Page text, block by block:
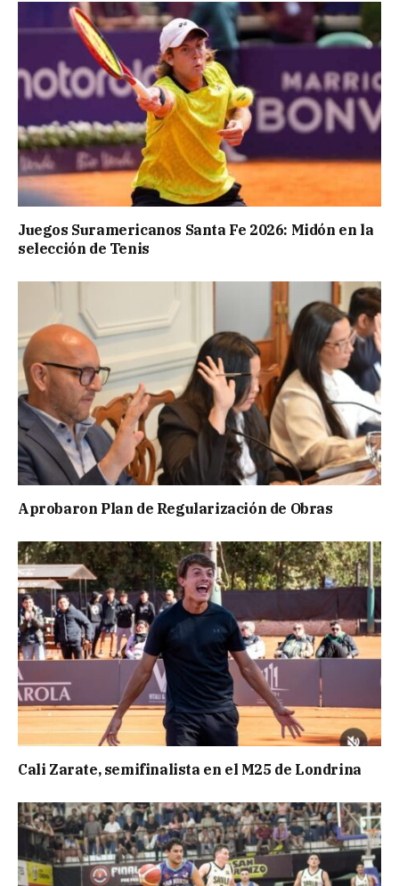
Juegos Suramericanos Santa Fe 2026: Midón en la
selección de Tenis
Aprobaron Plan de Regularización de Obras
Cali Zarate, semifinalista en el M25 de Londrina